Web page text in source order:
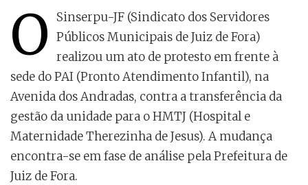
O
Sinserpu-JF (Sindicato dos Servidores
Públicos Municipais de Juiz de Fora)
realizou um ato de protesto em frente à
sede do PAI (Pronto Atendimento Infantil), na
Avenida dos Andradas, contra a transferência da
gestão da unidade para o HMTJ (Hospital e
Maternidade Therezinha de Jesus). A mudança
encontra-se em fase de análise pela Prefeitura de
Juiz de Fora.